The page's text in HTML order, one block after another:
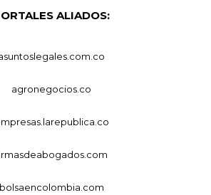
ALIADOS:
agronegocios.co
bolsaencolombia.com